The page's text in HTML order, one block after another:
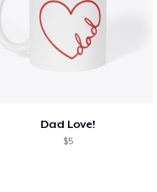
Dad Love!
$5